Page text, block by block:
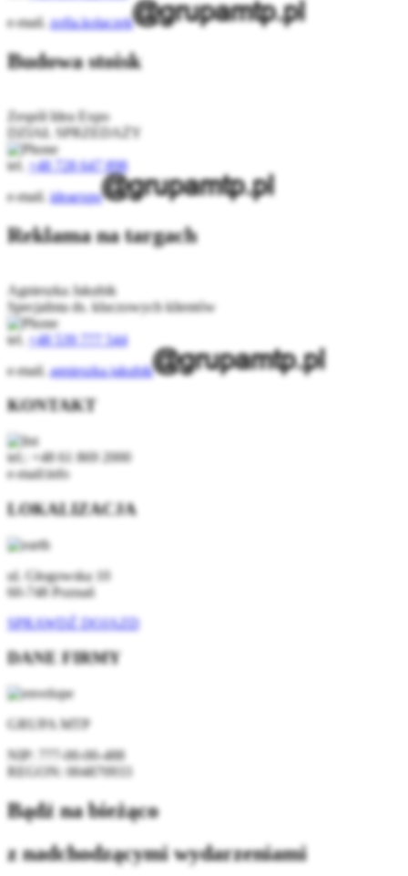
e-mail.zofia.kolaczek
Budowa stoisk
Zespół Idea Expo
DZIAŁ SPRZEDAŻY
tel.
+48 728 647 898
e-mail.ideaexpo
Reklama na targach
Agnieszka Jakubik
Specjalista ds. kluczowych klientów
tel.
+48 539 777 544
e-mail.agnieszka.jakubik
KONTAKT
tel.: +48 61 869 2000
e-mail:info
LOKALIZACJA
ul. Głogowska 10
60-748 Poznań
SPRAWDŹ DOJAZD
DANE FIRMY
GRUPA MTP
NIP:
777-00-00-488
REGON: 004870933
Bądź na bieżąco
z nadchodzącymi wydarzeniami